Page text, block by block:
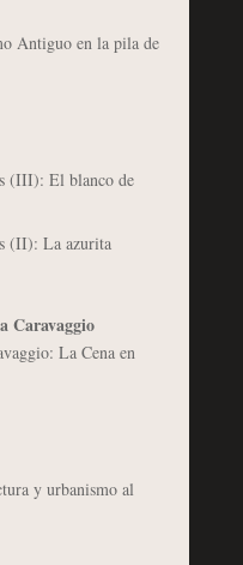
Antiguo en la pila de
(III): El blanco de
(II): La azurita
Caravaggio
La Cena en
y urbanismo al